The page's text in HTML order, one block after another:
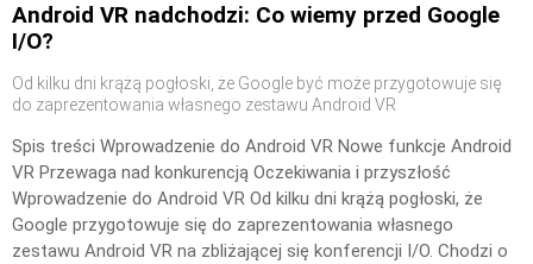
Android VR nadchodzi: Co wiemy przed Google
I/O?
Od kilku dni krążą pogłoski, że Google być może przygotowuje się
do zaprezentowania własnego zestawu Android VR
Spis treści Wprowadzenie do Android VR Nowe funkcje Android
VR Przewaga nad konkurencją Oczekiwania i przyszłość
Wprowadzenie do Android VR Od kilku dni krążą pogłoski, że
Google przygotowuje się do zaprezentowania własnego
zestawu Android VR na zbliżającej się konferencji I/O. Chodzi o